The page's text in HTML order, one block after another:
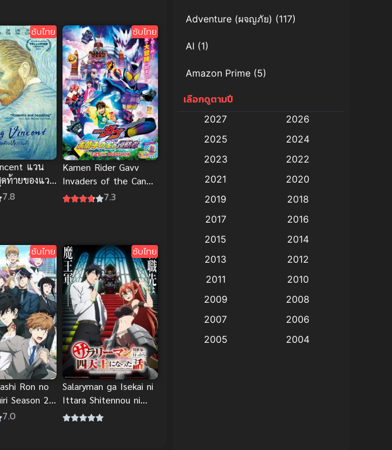
ซับไทย
แวน
ท้ายของแวน
แอนิเมชัน
7.8
ซับไทย
Kamen Rider Gavv
Invaders of the Candy
House มาสค์ไรเดอร์ ซับ
7.3
ซับไทย
Ron no
Season 2
โมโนะฮาชิ
7.0
ซับไทย
Salaryman ga Isekai ni
Ittara Shitennou ni
Natta Hanashi ถูก
Adventure (ผจญภัย) (117)
AI (1)
Amazon Prime (5)
Anal (ประตูหลัง)
Animation การ์ตูน
Animation อนิเมะ
Animation แอนิเมชัน (19)
anime(9)
Big tits (นมใหญ่)
Bitch (ผู้หญิงร่าน)
เลือกดูตามปี
2027
2026
2025
2024
2023
2022
2021
2020
2019
2018
2017
2016
2015
2014
2013
2012
2011
2010
2009
2008
2007
2006
2005
2004